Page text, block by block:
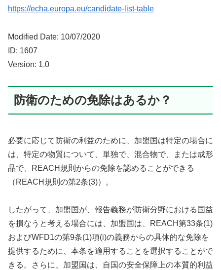
https://echa.europa.eu/candidate-list-table
Modified Date: 10/07/2020
ID: 1607
Version: 1.0
防衛のための免除はあるか？
必要に応じて防衛の利益のために、加盟国は特定の場合に
は、特定の物質について、単独で、混合物で、または成形
品で、REACH規則からの免除を認めることができる
（REACH規則の第2条(3)）。
したがって、加盟国が、報告義務が防衛分野における国益
を損なうと考える場合には、加盟国は、REACH第33条(1)
およびWFD1の第9条(1)項(i)の義務からの具体的な免除を
提供するために、本条を適用することを選択することがで
きる。さらに、加盟国は、自国の安全保障上の本質的利益